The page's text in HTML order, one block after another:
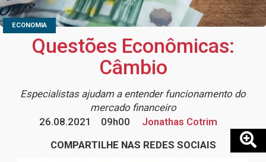
ECONOMIA
Questões Econômicas:
Câmbio
Especialistas ajudam a entender funcionamento do
mercado financeiro
26.08.2021
09h00
Jonathas Cotrim
COMPARTILHE NAS REDES SOCIAIS